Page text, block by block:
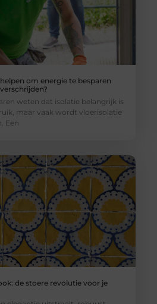
om energie te besparen
weten dat isolatie belangrijk is
maar vaak wordt vloerisolatie
Een
de stoere revolutie voor je